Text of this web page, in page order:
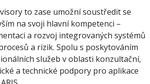
to zase umožní soustředit se
na svoji hlavní kompetenci –
a rozvoj integrovaných systémů
a rizik. Spolu s poskytováním
služeb v oblasti konzultační,
a technické podpory pro aplikace